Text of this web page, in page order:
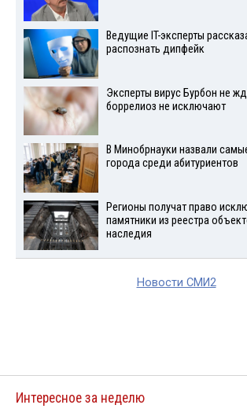
Ведущие IT-эксперты
распознать дипфейк
Эксперты вирус Бурбон не
боррелиоз не исключают
В Минобрнауки назвали
города среди абитуриентов
Регионы получат право
памятники из реестра
наследия
Новости СМИ2
Интересное за неделю